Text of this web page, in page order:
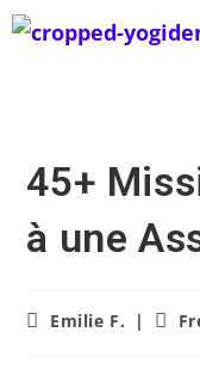
45+
à une
Emilie F.